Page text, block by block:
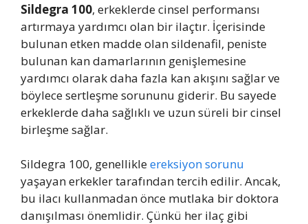
Sildegra 100, erkeklerde cinsel performansı
artırmaya yardımcı olan bir ilaçtır. İçerisinde
bulunan etken madde olan sildenafil, peniste
bulunan kan damarlarının genişlemesine
yardımcı olarak daha fazla kan akışını sağlar ve
böylece sertleşme sorununu giderir. Bu sayede
erkeklerde daha sağlıklı ve uzun süreli bir cinsel
birleşme sağlar.
Sildegra 100, genellikleereksiyon sorunu
yaşayan erkekler tarafından tercih edilir. Ancak,
bu ilacı kullanmadan önce mutlaka bir doktora
danışılması önemlidir. Çünkü her ilaç gibi